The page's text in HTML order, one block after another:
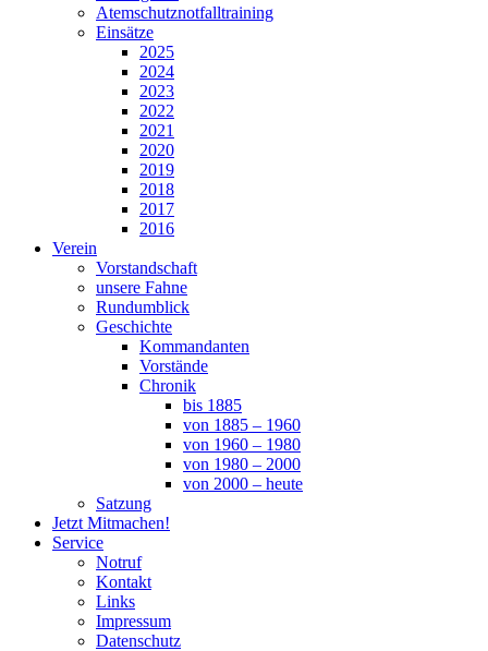
Atemschutznotfalltraining
Einsätze
2025
2024
2023
2022
2021
2020
2019
2018
2017
2016
Verein
Vorstandschaft
unsere Fahne
Rundumblick
Geschichte
Kommandanten
Vorstände
Chronik
bis 1885
von 1885 – 1960
von 1960 – 1980
von 1980 – 2000
von 2000 – heute
Satzung
Jetzt Mitmachen!
Service
Notruf
Kontakt
Links
Impressum
Datenschutz